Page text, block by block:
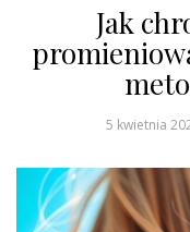
Jak
5 kwietnia